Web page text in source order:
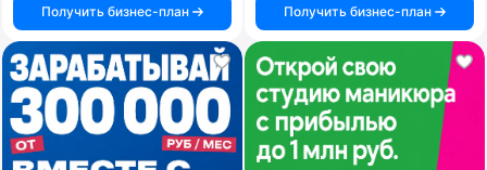
Получить бизнес-план
Получить бизнес-план